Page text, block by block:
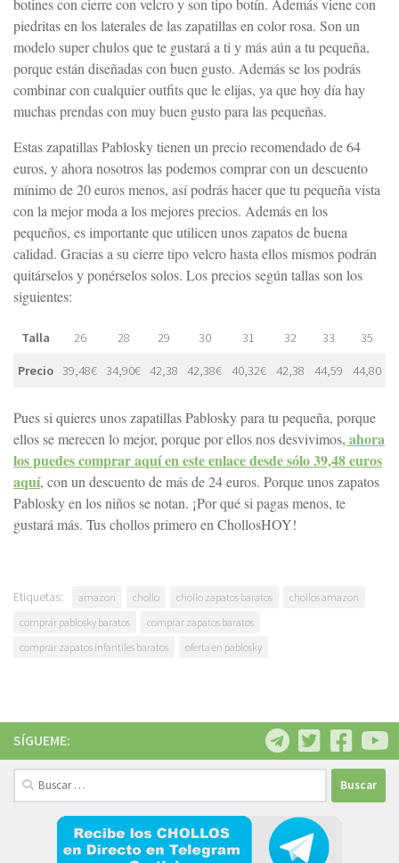
piedritas en los laterales de las zapatillas en color rosa. Son un
modelo super chulos que te gustará a ti y más aún a tu pequeña,
porque están diseñadas con buen gusto. Además se los podrás
combinar con cualquier outfits que le elijas, ya que hoy día hay
muchas prendas con muy buen gusto para las pequeñas.
Estas zapatillas Pablosky tienen un precio recomendado de 64
euros, y ahora nosotros las podemos comprar con un descuento
mínimo de 20 euros menos, así podrás hacer que tu pequeña vista
con la mejor moda a los mejores precios. Además en los
pequeños, es importante que utilicen unos zapatos de buena
calidad. Gracias a su cierre tipo velcro hasta ellos mismos podrán
quitárselos y ponérselos solos. Los precios según tallas son los
siguientes:
Talla 26 28 29 30 31 32 33 35
Precio 39,48€ 34,90€ 42,38 42,38€ 40,32€ 42,38 44,59 44,80
Pues si quieres unos zapatillas Pablosky para tu pequeña, porque
ellos se merecen lo mejor, porque por ellos nos desvivimos, ahora
los puedes comprar aquí en este enlace desde sólo 39,48 euros
aquí, con un descuento de más de 24 euros. Porque unos zapatos
Pablosky en los niños se notan. ¡Por qué si pagas menos, te
gustará más. Tus chollos primero en ChollosHOY!
Etiquetas: amazon chollo chollo zapatos baratos
chollos amazon
comprar pablosky baratos
comprar zapatos baratos
comprar zapatos infantiles baratos
oferta en pablosky
SÍGUEME:
Buscar: